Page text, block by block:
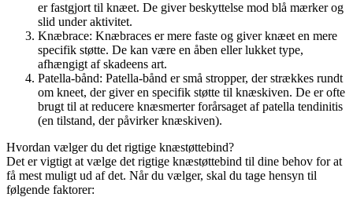
er fastgjort til knæet. De giver beskyttelse mod blå mærker og
slid under aktivitet.
Knæbrace: Knæbraces er mere faste og giver knæet en mere
specifik støtte. De kan være en åben eller lukket type,
afhængigt af skadeens art.
Patella-bånd: Patella-bånd er små stropper, der strækkes rundt
om kneet, der giver en specifik støtte til knæskiven. De er ofte
brugt til at reducere knæsmerter forårsaget af patella tendinitis
(en tilstand, der påvirker knæskiven).
Hvordan vælger du det rigtige knæstøttebind?
Det er vigtigt at vælge det rigtige knæstøttebind til dine behov for at
få mest muligt ud af det. Når du vælger, skal du tage hensyn til
følgende faktorer: